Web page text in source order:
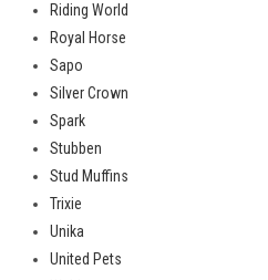
Riding World
Royal Horse
Sapo
Silver Crown
Spark
Stubben
Stud Muffins
Trixie
Unika
United Pets